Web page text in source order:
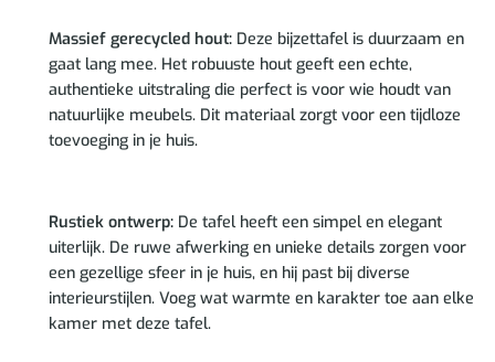
Massief gerecycled hout:Deze bijzettafel is duurzaam en
gaat lang mee. Het robuuste hout geeft een echte,
authentieke uitstraling die perfect is voor wie houdt van
natuurlijke meubels. Dit materiaal zorgt voor een tijdloze
toevoeging in je huis.
Rustiek ontwerp:De tafel heeft een simpel en elegant
uiterlijk. De ruwe afwerking en unieke details zorgen voor
een gezellige sfeer in je huis, en hij past bij diverse
interieurstijlen. Voeg wat warmte en karakter toe aan elke
kamer met deze tafel.